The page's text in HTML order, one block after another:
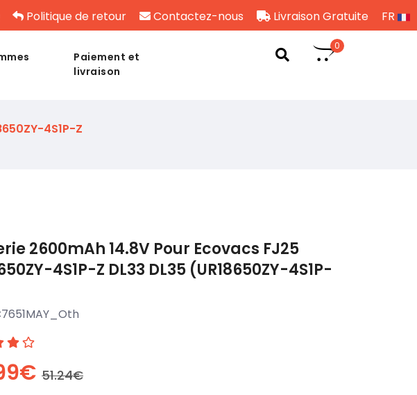
Politique de retour Contactez-nous Livraison Gratuite FR
Paiement et
livraison
0
4S1P-Z
2600mAh 14.8V Pour Ecovacs FJ25
4S1P-Z DL33 DL35 (UR18650ZY-4S1P-
51.24€